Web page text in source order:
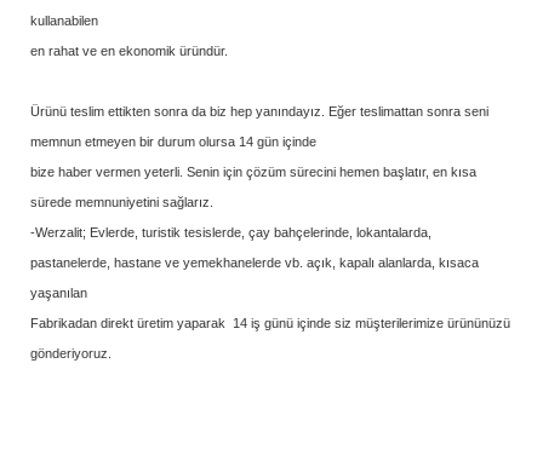
kullanabilen
en rahat ve en ekonomik üründür.
Ürünü teslim ettikten sonra da biz hep yanındayız. Eğer teslimattan sonra seni
memnun etmeyen bir durum olursa 14 gün içinde
bize haber vermen yeterli. Senin için çözüm sürecini hemen başlatır, en kısa
sürede memnuniyetini sağlarız.
-Werzalit; Evlerde, turistik tesislerde, çay bahçelerinde, lokantalarda,
pastanelerde, hastane ve yemekhanelerde vb. açık, kapalı alanlarda, kısaca
yaşanılan
Fabrikadan direkt üretim yaparak 14 iş günü içinde siz müşterilerimize ürününüzü
gönderiyoruz.